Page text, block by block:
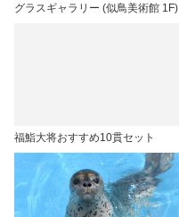
グラスギャラリー (似鳥美術館 1F)
福鮨大将おすすめ10貫セット